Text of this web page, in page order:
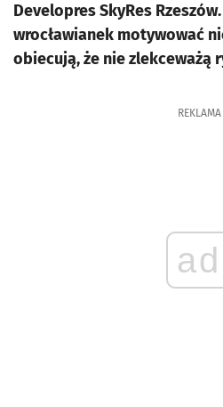
Developres SkyRes
wrocławianek motywować
obiecują, że nie zlekceważą
REKLAMA
ad